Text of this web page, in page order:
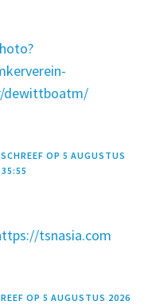
dewittboatm/
SCHREEF OP 5 AUGUSTUS
tsnasia.com
OP 5 AUGUSTUS 2026